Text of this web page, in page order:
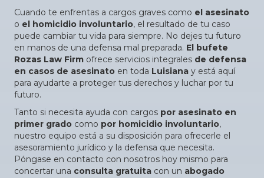
Cuando te enfrentas a cargos graves como el asesinato
o el homicidio involuntario, el resultado de tu caso
puede cambiar tu vida para siempre. No dejes tu futuro
en manos de una defensa mal preparada. El bufete
Rozas Law Firm ofrece servicios integrales de defensa
en casos de asesinato en toda Luisiana y está aquí
para ayudarte a proteger tus derechos y luchar por tu
futuro.
Tanto si necesita ayuda con cargos por asesinato en
primer grado como por homicidio involuntario,
nuestro equipo está a su disposición para ofrecerle el
asesoramiento jurídico y la defensa que necesita.
Póngase en contacto con nosotros hoy mismo para
concertar una consulta gratuita con un abogado